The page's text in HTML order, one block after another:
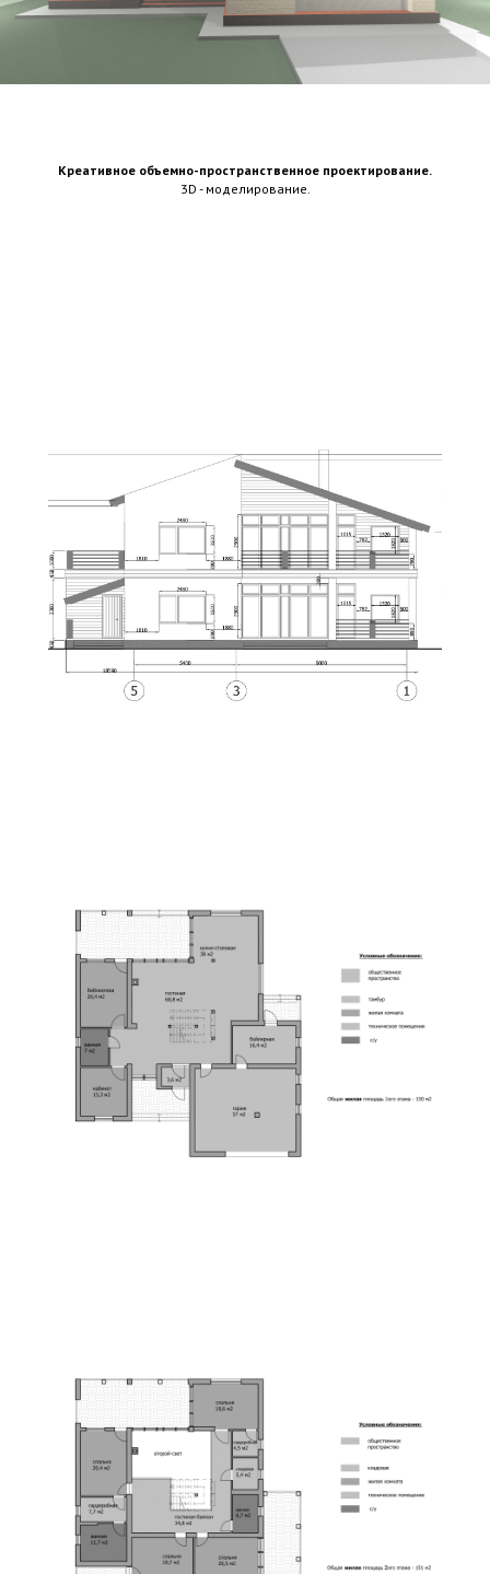
Креативное объемно-пространственное проектирование.
3D - моделирование.